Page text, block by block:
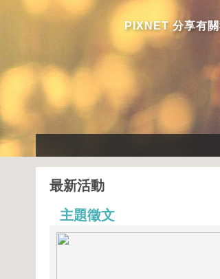
PIXNET 分享有
最新活動
主題徵文